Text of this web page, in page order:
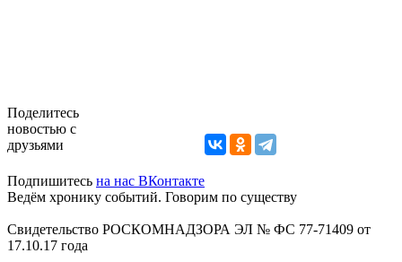
Поделитесь
новостью с
друзьями
Подпишитесь на нас ВКонтакте
Ведём хронику событий. Говорим по существу
Свидетельство РОСКОМНАДЗОРА ЭЛ № ФС 77-71409 от
17.10.17 года